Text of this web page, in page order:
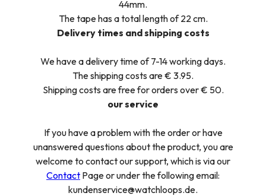
44mm.
The tape has a total length of 22 cm.
Delivery times and shipping costs
We have a delivery time of 7-14 working days.
The shipping costs are € 3.95.
Shipping costs are free for orders over € 50.
our service
If you have a problem with the order or have
unanswered questions about the product, you are
welcome to contact our support, which is via our
Contact Page or under the following email:
kundenservice@watchloops.de.